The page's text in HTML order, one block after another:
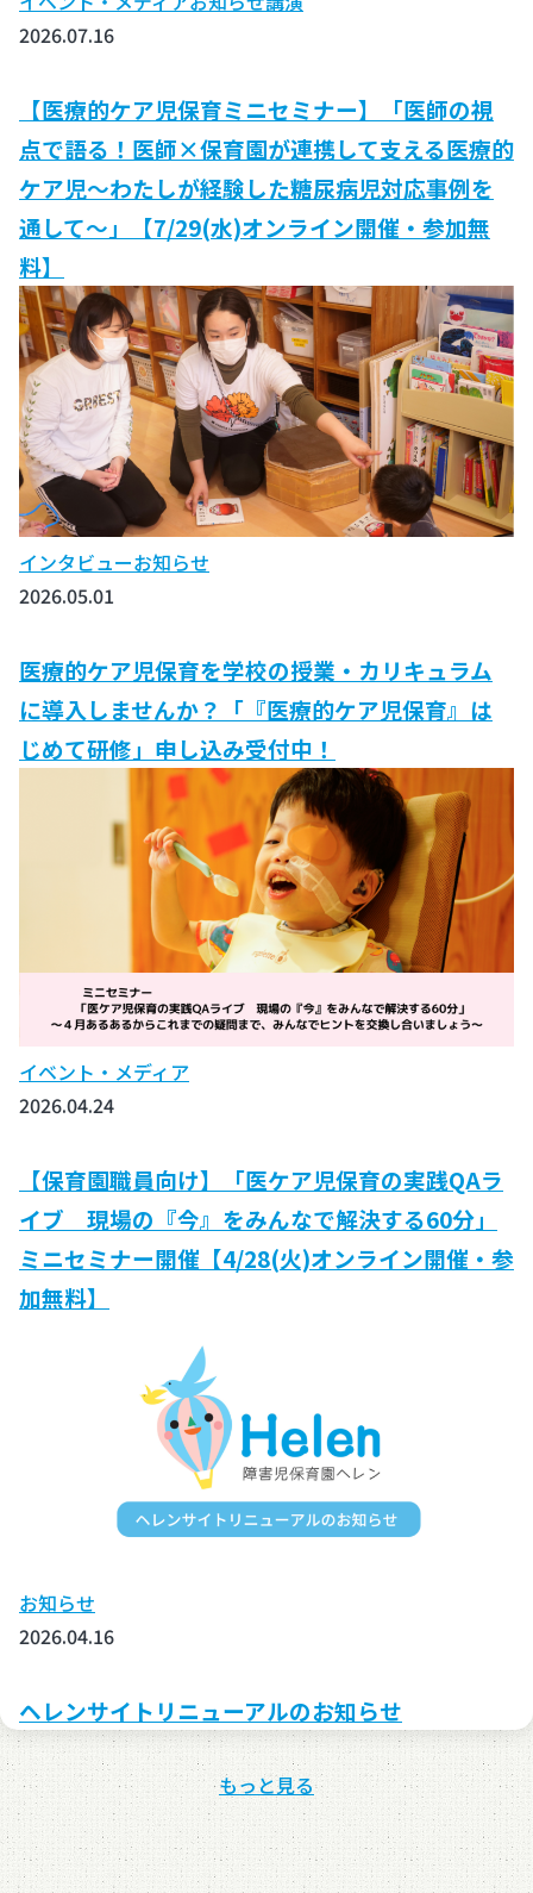
2026.07.16
【医療的ケア児保育ミニセミナー】「医師の視
点で語る！医師×保育園が連携して支える医療的
ケア児～わたしが経験した糖尿病児対応事例を
通して～」【7/29(水)オンライン開催・参加無
料】
インタビューお知らせ
2026.05.01
医療的ケア児保育を学校の授業・カリキュラム
に導入しませんか？「『医療的ケア児保育』は
じめて研修」申し込み受付中！
イベント・メディア
2026.04.24
【保育園職員向け】「医ケア児保育の実践QAラ
イブ 現場の『今』をみんなで解決する60分」
ミニセミナー開催【4/28(火)オンライン開催・参
加無料】
お知らせ
2026.04.16
ヘレンサイトリニューアルのお知らせ
もっと見る